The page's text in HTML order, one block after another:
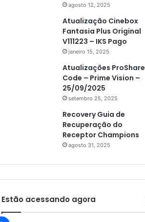
agosto 12, 2025
Atualização Cinebox
Fantasia Plus Original
V111223 – IKS Pago
janeiro 15, 2025
Atualizações ProShare
Code – Prime Vision –
25/09/2025
setembro 25, 2025
Recovery Guia de
Recuperação do
Receptor Champions
agosto 31, 2025
Estão acessando agora